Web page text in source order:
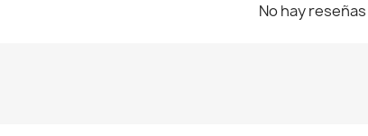
No hay